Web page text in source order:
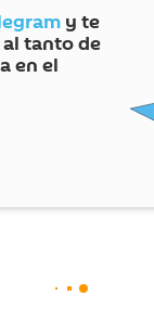
y te
tanto de
en el